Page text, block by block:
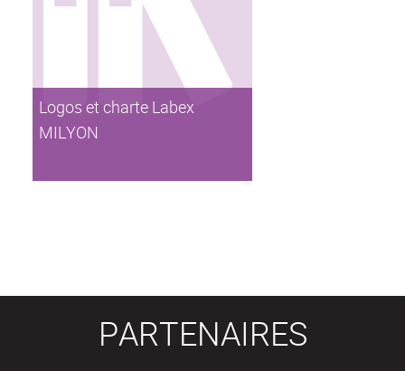
Logos et charte Labex
MILYON
PARTENAIRES